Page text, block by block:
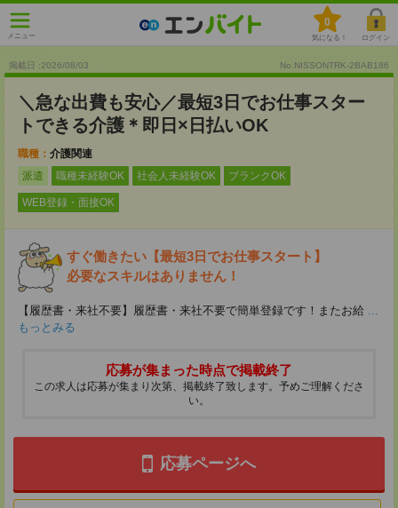
メニュー
0
気になる！ ログイン
掲載日 :2026/08/03 No.NISSONTRK-2BAB186
＼急な出費も安心／最短3日でお仕事スター
トできる介護＊即日×日払いOK
職種： 介護関連
派遣
職種未経験OK 社会人未経験OK ブランクOK
WEB登録・面接OK
すぐ働きたい【最短3日でお仕事スタート】
必要なスキルはありません！
【履歴書・来社不要】履歴書・来社不要で簡単登録です！またお給 ...
もっとみる
応募が集まった時点で掲載終了
この求人は応募が集まり次第、掲載終了致します。予めご理解くださ
い。
応募ページへ